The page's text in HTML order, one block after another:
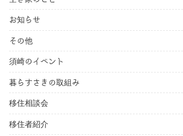
お知らせ
その他
須崎のイベント
暮らすさきの取組み
移住相談会
移住者紹介